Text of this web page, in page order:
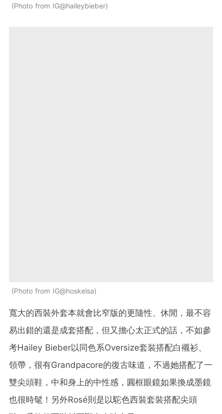
Photo from IG@haileybieber
Photo from IG@hoskelsa
寬大的西裝外套本就會比窄版的更隨性、休閒，最不容
易出錯的還是成套搭配，但又擔心太正式的話，不如參
考Hailey Bieber以同色系Oversize套裝搭配白襯衫、
領帶，很有Grandpacore的復古味道，不過她搭配了一
雙尖頭鞋，中和身上的中性感，圓框眼鏡如果換成墨鏡
也很時髦！另外Rosé則是以駝色西裝套裝搭配尖頭